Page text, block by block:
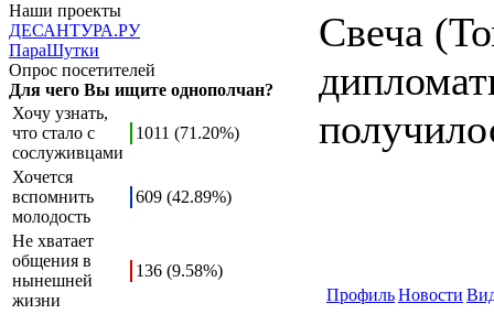
Наши проекты
ДЕСАНТУРА.РУ
ПараШутки
Опрос посетителей
Для чего Вы ищите однополчан?
Хочу узнать,
что стало с
сослуживцами
1011 (71.20%)
Хочется
вспомнить
молодость
609 (42.89%)
Не хватает
общения в
нынешней
жизни
136 (9.58%)
Свеча
ПрофильНовости